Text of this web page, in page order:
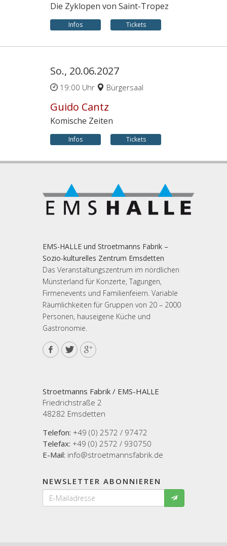
Die Zyklopen von Saint-Tropez
Infos Tickets
So., 20.06.2027
19:00 Uhr Bürgersaal
Guido Cantz
Komische Zeiten
Infos Tickets
EMS-HALLE und Stroetmanns Fabrik –
Sozio-kulturelles Zentrum Emsdetten
Das Veranstaltungszentrum im nördlichen
Münsterland für Konzerte, Tagungen,
Firmenevents und Familienfeiern. Variable
Räumlichkeiten für Gruppen von 20 – 2000
Personen, hauseigene Küche und
Gastronomie.
Stroetmanns Fabrik / EMS-HALLE
Friedrichstraße 2
48282 Emsdetten
Telefon: +49 (0) 2572 / 97472
Telefax: +49 (0) 2572 / 930750
E-Mail: info@stroetmannsfabrik.de
NEWSLETTER ABONNIEREN